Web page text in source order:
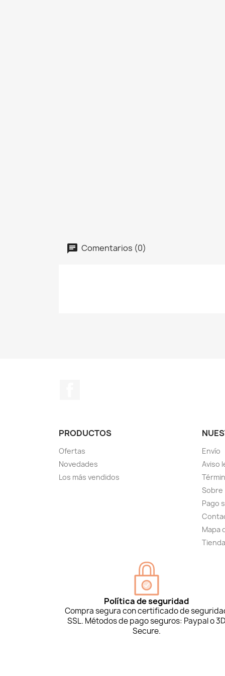
Comentarios (0)
PRODUCTOS
Ofertas
Novedades
Los más vendidos
Envío
Aviso
Pago
Mapa
Política de seguridad
Compra segura con certificado de
SSL. Métodos de pago seguros: Paypal o
Secure.